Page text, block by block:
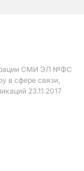
СМИ ЭЛ №ФС
в сфере связи,
23.11.2017